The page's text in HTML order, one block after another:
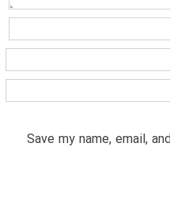
Save my name, email,